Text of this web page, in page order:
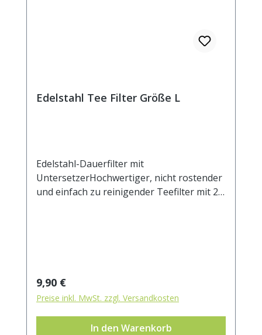
Edelstahl Tee Filter Größe L
Edelstahl-Dauerfilter mit
UntersetzerHochwertiger, nicht rostender
und einfach zu reinigender Teefilter mit 2
Beim Ausspülen lösen sich die Partikel
leicht vom Filtergewebe. Durch die zwei
Henkel sitzt der Filter stabil auf dem
Becher- oder Kannenrand.Durchmesser ca.
Regulärer Preis:
9,90 €
Preise inkl. MwSt. zzgl. Versandkosten
In den Warenkorb